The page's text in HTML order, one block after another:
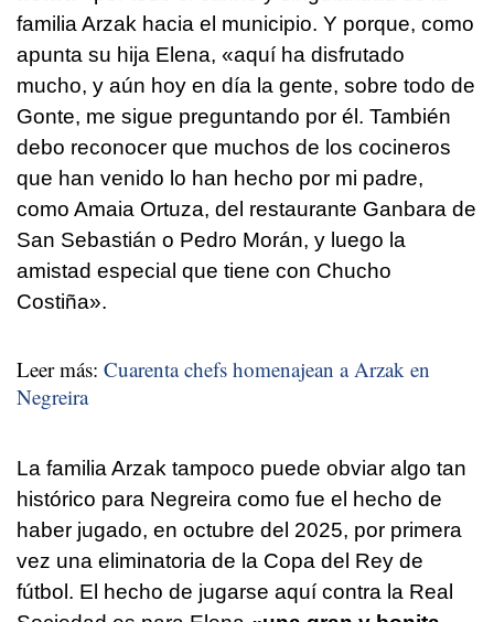
familia Arzak hacia el municipio. Y porque, como
apunta su hija Elena, «aquí ha disfrutado
mucho, y aún hoy en día la gente, sobre todo de
Gonte, me sigue preguntando por él. También
debo reconocer que muchos de los cocineros
que han venido lo han hecho por mi padre,
como Amaia Ortuza, del restaurante Ganbara de
San Sebastián o Pedro Morán, y luego la
amistad especial que tiene con Chucho
Costiña».
Leer más: Cuarenta chefs homenajean a Arzak en
Negreira
La familia Arzak tampoco puede obviar algo tan
histórico para Negreira como fue el hecho de
haber jugado, en octubre del 2025, por primera
vez una eliminatoria de la Copa del Rey de
fútbol. El hecho de jugarse aquí contra la Real